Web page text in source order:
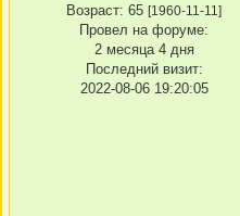
Возраст: 65 [1960-11-11]
Провел на форуме:
2 месяца 4 дня
Последний визит:
2022-08-06 19:20:05